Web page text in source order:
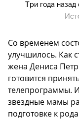
Три года
Со временем
улучшилось. Как
жена Дениса
готовится
телепрограммы.
звездные мамы
подготовке к